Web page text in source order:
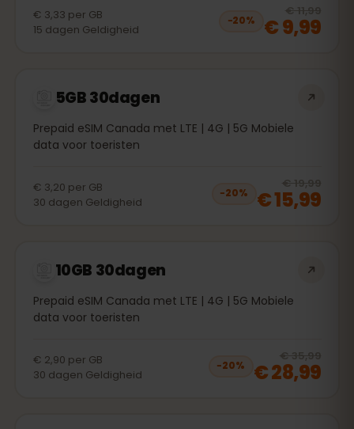
€ 3,33 per GB
15 dagen Geldigheid
−20%
€ 11,99
€ 9,99
5GB 30dagen
Prepaid eSIM Canada met LTE | 4G | 5G Mobiele
data voor toeristen
€ 3,20 per GB
30 dagen Geldigheid
−20%
€ 19,99
€ 15,99
10GB 30dagen
Prepaid eSIM Canada met LTE | 4G | 5G Mobiele
data voor toeristen
€ 2,90 per GB
30 dagen Geldigheid
−20%
€ 35,99
€ 28,99